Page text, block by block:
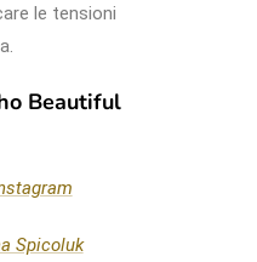
le tensioni
Beautiful
Spicoluk